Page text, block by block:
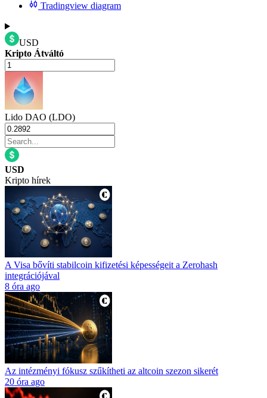
Tradingview diagram
USD
Kripto Átváltó
Lido DAO (LDO)
USD
Kripto hírek
A Visa bővíti stabilcoin kifizetési képességeit a Zerohash
integrációjával
8 óra ago
Az intézményi fókusz szűkítheti az altcoin szezon sikerét
20 óra ago